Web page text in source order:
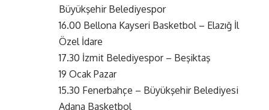
Büyükşehir Belediyespor
16.00 Bellona Kayseri Basketbol – Elazığ İl
Özel İdare
17.30 İzmit Belediyespor – Beşiktaş
19 Ocak Pazar
15.30 Fenerbahçe – Büyükşehir Belediyesi
Adana Basketbol